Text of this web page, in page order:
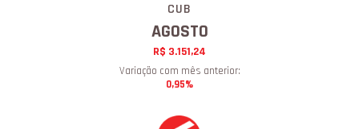
CUB
AGOSTO
R$ 3.151,24
Variação com mês anterior:
0,95%